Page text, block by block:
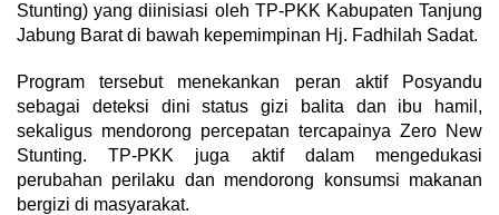
Stunting) yang diinisiasi oleh TP-PKK Kabupaten Tanjung
Jabung Barat di bawah kepemimpinan Hj. Fadhilah Sadat.
Program tersebut menekankan peran aktif Posyandu
sebagai deteksi dini status gizi balita dan ibu hamil,
sekaligus mendorong percepatan tercapainya Zero New
Stunting. TP-PKK juga aktif dalam mengedukasi
perubahan perilaku dan mendorong konsumsi makanan
bergizi di masyarakat.